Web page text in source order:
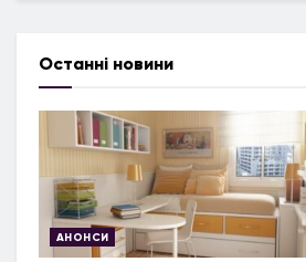
Останні новини
АНОНСИ